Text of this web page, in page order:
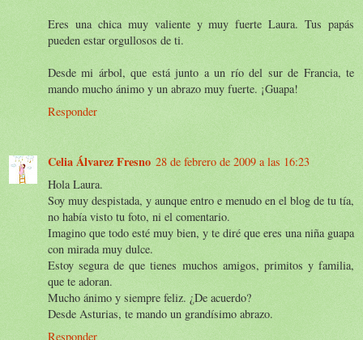
Eres una chica muy valiente y muy fuerte Laura. Tus papás
pueden estar orgullosos de ti.
Desde mi árbol, que está junto a un río del sur de Francia, te
mando mucho ánimo y un abrazo muy fuerte. ¡Guapa!
Responder
Celia Álvarez Fresno 28 de febrero de 2009 a las 16:23
Hola Laura.
Soy muy despistada, y aunque entro e menudo en el blog de tu tía,
no había visto tu foto, ni el comentario.
Imagino que todo esté muy bien, y te diré que eres una niña guapa
con mirada muy dulce.
Estoy segura de que tienes muchos amigos, primitos y familia,
que te adoran.
Mucho ánimo y siempre feliz. ¿De acuerdo?
Desde Asturias, te mando un grandísimo abrazo.
Responder